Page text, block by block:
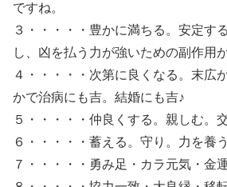
ですね。
３・・・・・豊かに満ちる。安定す
し、凶を払う力が強いための副作用
４・・・・・次第に良くなる。末広
かで治病にも吉。結婚にも吉♪
５・・・・・仲良くする。親しむ。
６・・・・・蓄える。守り。力を養
７・・・・・勇み足・カラ元気・金